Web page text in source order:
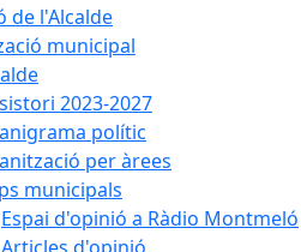
de l'Alcalde
municipal
2023-2027
polític
per àrees
municipals
Espai d'opinió a Ràdio Montmeló